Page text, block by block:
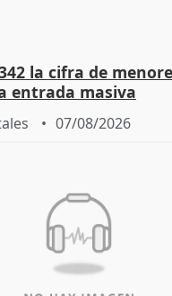
la cifra de
entrada masiva
07/08/2026